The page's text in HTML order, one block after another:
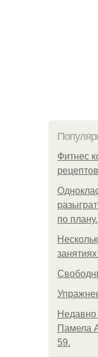
Фитнес
по плану.
Недавно
Памела
59.